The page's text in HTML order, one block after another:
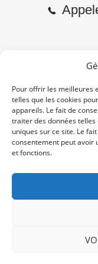
Pour offrir les meilleures
telles que les cookies
appareils. Le fait de
traiter des données
uniques sur ce site. Le
consentement peut avoir
et fonctions.
2